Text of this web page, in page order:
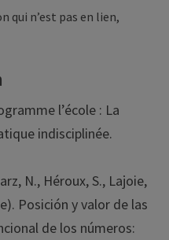
qui n’est pas en lien,
l’école : La
indisciplinée.
N., Héroux, S., Lajoie,
Posición y valor de las
de los números: